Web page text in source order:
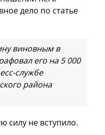
дело по статье
виновным в
его на 5 000
службе
района
силу не вступило.